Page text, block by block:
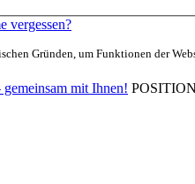
vergessen?
Gründen, um Funktionen der
mit Ihnen!